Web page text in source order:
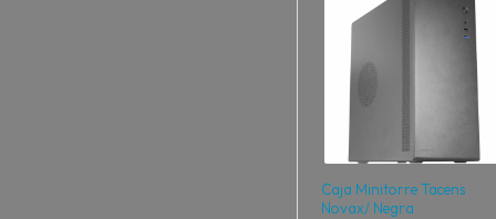
Caja Minitorre Tacens
Novax/ Negra